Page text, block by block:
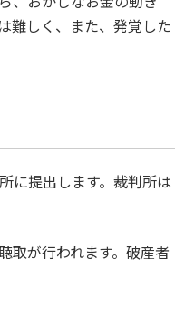
、おかしなお金の動き
難しく、また、発覚した
に提出します。裁判所は
取が行われます。破産者